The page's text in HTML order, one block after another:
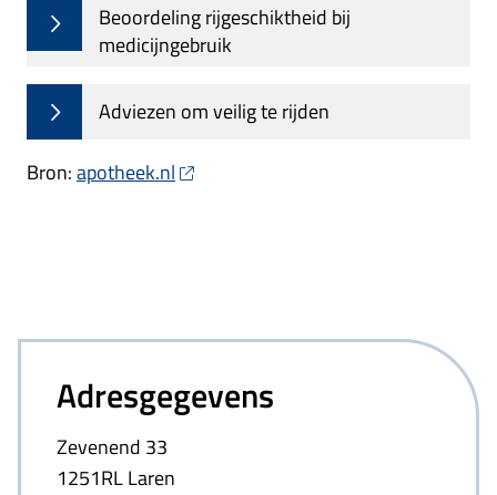
Beoordeling rijgeschiktheid bij
medicijngebruik
Adviezen om veilig te rijden
Bron:apotheek.nl
Adresgegevens
Zevenend 33
1251RL Laren